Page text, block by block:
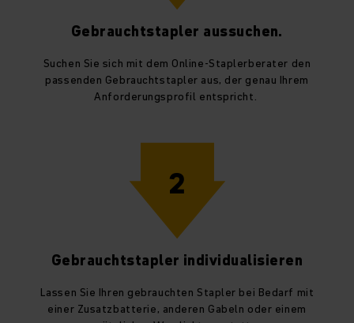
Gebrauchtstapler aussuchen.
Suchen Sie sich mit dem Online-Staplerberater den
passenden Gebrauchtstapler aus, der genau Ihrem
Anforderungsprofil entspricht.
2
Gebrauchtstapler individualisieren
Lassen Sie Ihren gebrauchten Stapler bei Bedarf mit
einer Zusatzbatterie, anderen Gabeln oder einem